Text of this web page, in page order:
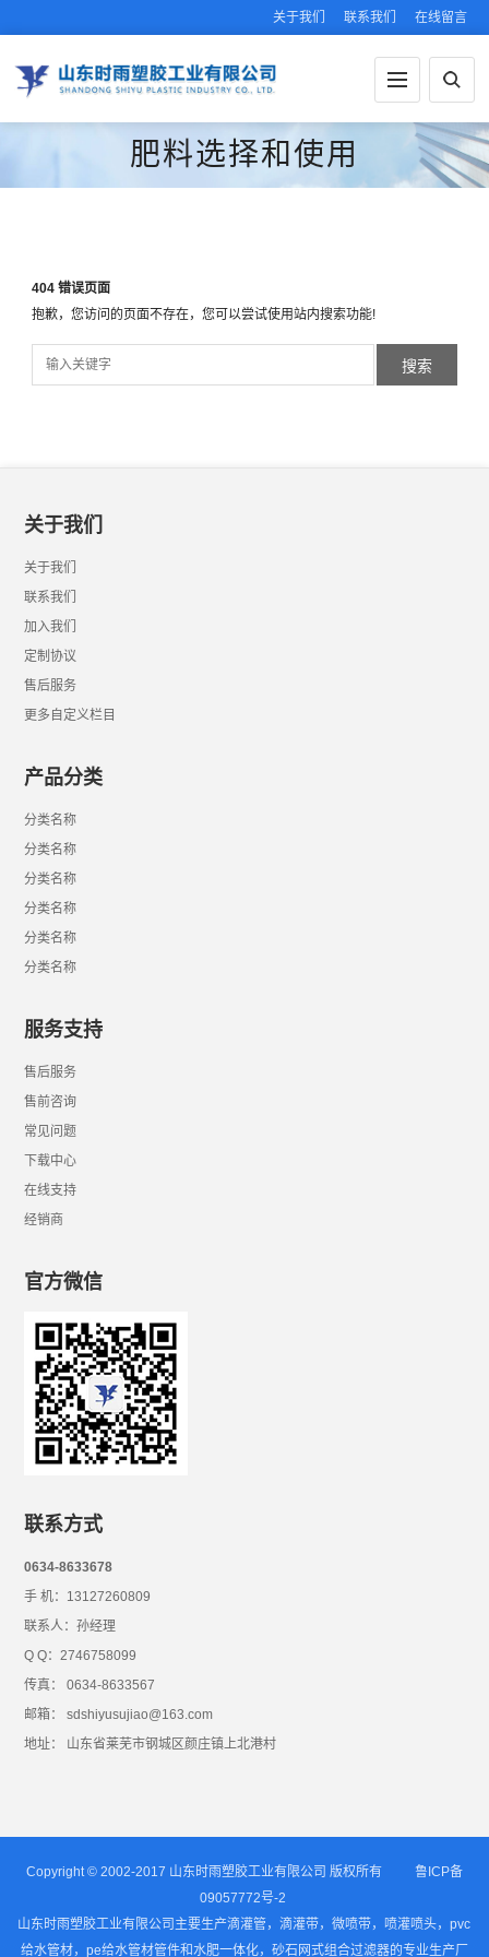
关于我们 联系我们 在线留言
肥料选择和使用
404 错误页面
抱歉，您访问的页面不存在，您可以尝试使用站内搜索功能!
关于我们
关于我们
联系我们
加入我们
定制协议
售后服务
更多自定义栏目
产品分类
分类名称
分类名称
分类名称
分类名称
分类名称
分类名称
服务支持
售后服务
售前咨询
常见问题
下载中心
在线支持
经销商
官方微信
联系方式
0634-8633678
手 机：13127260809
联系人：孙经理
Q Q：2746758099
传真： 0634-8633567
邮箱： sdshiyusujiao@163.com
地址： 山东省莱芜市钢城区颜庄镇上北港村
Copyright © 2002-2017 山东时雨塑胶工业有限公司 版权所有
鲁ICP备
09057772号-2
山东时雨塑胶工业有限公司主要生产滴灌管，滴灌带，微喷带，喷灌喷头，pvc
给水管材，pe给水管材管件和水肥一体化，砂石网式组合过滤器的专业生产厂